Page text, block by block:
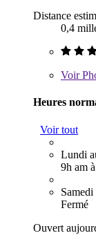
Distance
0,4
Voir
Heures
Voir tout
Lundi
9h am
Fermé
Ouvert